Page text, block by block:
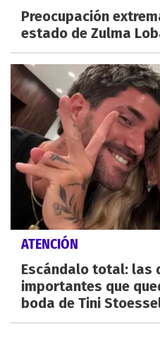
Preocupación
estado de Zulma
ATENCIÓN
Escándalo total: las
importantes que
boda de Tini